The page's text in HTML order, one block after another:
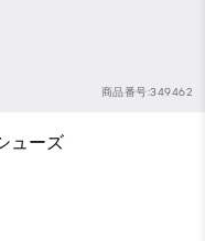
商品番号:349462
ューズ